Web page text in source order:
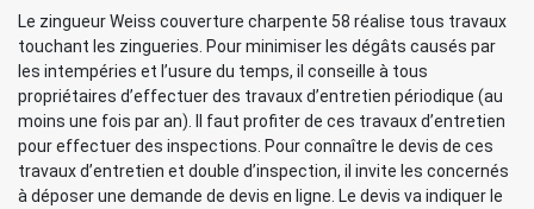
Le zingueur Weiss couverture charpente 58 réalise tous travaux
touchant les zingueries. Pour minimiser les dégâts causés par
les intempéries et l’usure du temps, il conseille à tous
propriétaires d’effectuer des travaux d’entretien périodique (au
moins une fois par an). Il faut profiter de ces travaux d’entretien
pour effectuer des inspections. Pour connaître le devis de ces
travaux d’entretien et double d’inspection, il invite les concernés
à déposer une demande de devis en ligne. Le devis va indiquer le